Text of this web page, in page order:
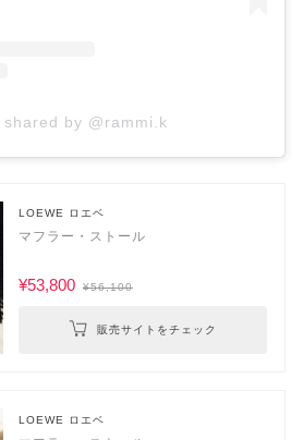
shared by @rammi.k
LOEWE ロエベ
マフラー・ストール
¥53,800 ¥56,100
販売サイトをチェック
LOEWE ロエベ